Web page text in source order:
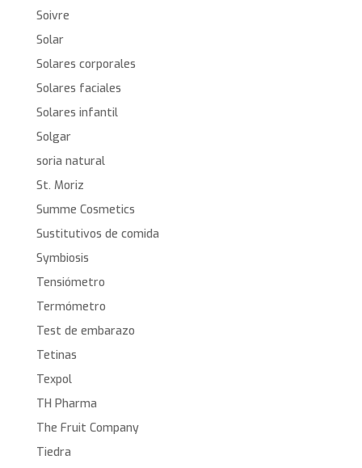
Soivre
Solar
Solares corporales
Solares faciales
Solares infantil
Solgar
soria natural
St. Moriz
Summe Cosmetics
Sustitutivos de comida
Symbiosis
Tensiómetro
Termómetro
Test de embarazo
Tetinas
Texpol
TH Pharma
The Fruit Company
Tiedra